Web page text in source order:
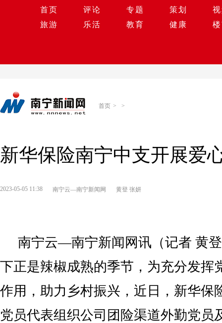
首页 评论 专题 策划
旅游
乐活 教育 健康
首页 > >
新华保险南宁中支开展爱
2023-05-05 11:38 南宁云—南宁新闻网 黄登 张妍
南宁云—南宁新闻网讯（记者 黄
下正是辣椒成熟的季节，为充分发挥
作用，助力乡村振兴，近日，新华保
党员代表组织公司团险渠道外勤党员